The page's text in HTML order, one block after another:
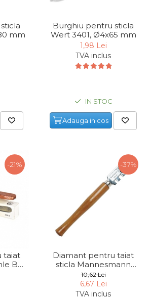
mm
Burghiu pentru sticla
Wert 3401, Ø4x65 mm
1,98 Lei
TVA inclus
IN STOC
Adauga in cos
-21%
taiat
BO
-37%
Diamant pentru taiat
sticla Mannesmann
60010, 130 mm
10,62 Lei
6,67 Lei
TVA inclus